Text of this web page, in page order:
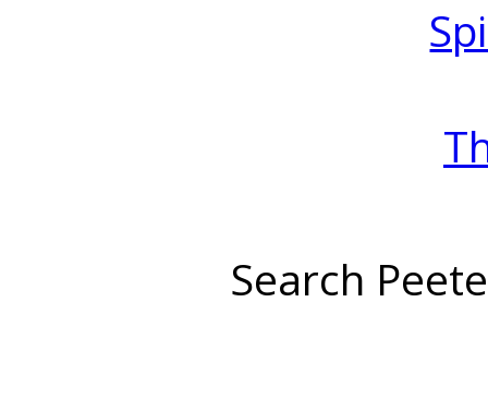
Search